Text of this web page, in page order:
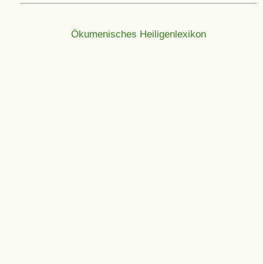
Ökumenisches Heiligenlexikon